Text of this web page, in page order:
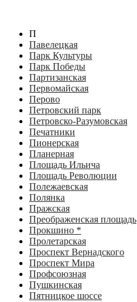
П
Павелецкая
Парк Культуры
Парк Победы
Партизанская
Первомайская
Перово
Петровский парк
Петровско-Разумовская
Печатники
Пионерская
Планерная
Площадь Ильича
Площадь Революции
Полежаевская
Полянка
Пражская
Преображенская площадь
Прокшино *
Пролетарская
Проспект Вернадского
Проспект Мира
Профсоюзная
Пушкинская
Пятницкое шоссе